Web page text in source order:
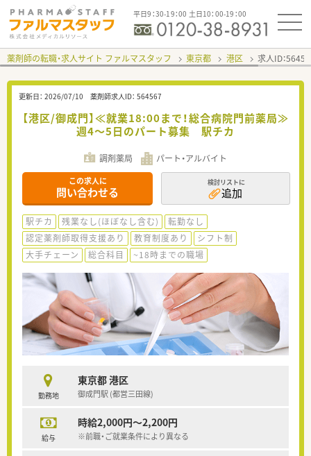
平日9：30-19：00 土日10：00-19：00
薬剤師の転職・求人サイト ファルマスタッフ 東京都 港区 求人ID：
更新日： 2026/07/10 薬剤師求人ID： 564567
【港区/御成門】≪就業18:00まで！総合病院門前薬局≫
週4～5日のパート募集 駅チカ
調剤薬局 パート・アルバイト
この求人に
問い合わせる
検討リストに
追加
駅チカ 残業なし(ほぼなし含む)
転勤なし
認定薬剤師取得支援あり
教育制度あり
シフト制
大手チェーン
総合科目 ~18時までの職場
勤務地
東京都 港区
御成門駅 (都営三田線)
給与
時給2,000円～2,200円
※前職・ご就業条件により異なる